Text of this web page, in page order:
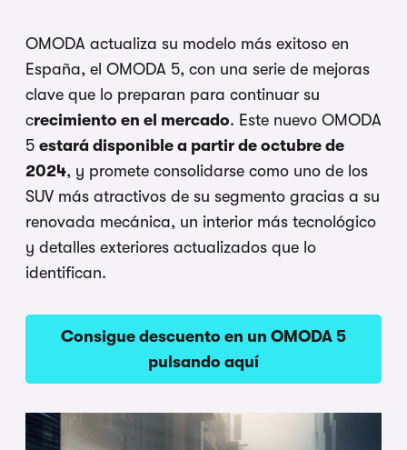
OMODA actualiza su modelo más exitoso en
España, el OMODA 5, con una serie de mejoras
clave que lo preparan para continuar su
crecimiento en el mercado. Este nuevo OMODA
5 estará disponible a partir de octubre de
2024, y promete consolidarse como uno de los
SUV más atractivos de su segmento gracias a su
renovada mecánica, un interior más tecnológico
y detalles exteriores actualizados que lo
identifican.
Consigue descuento en un OMODA 5
pulsando aquí